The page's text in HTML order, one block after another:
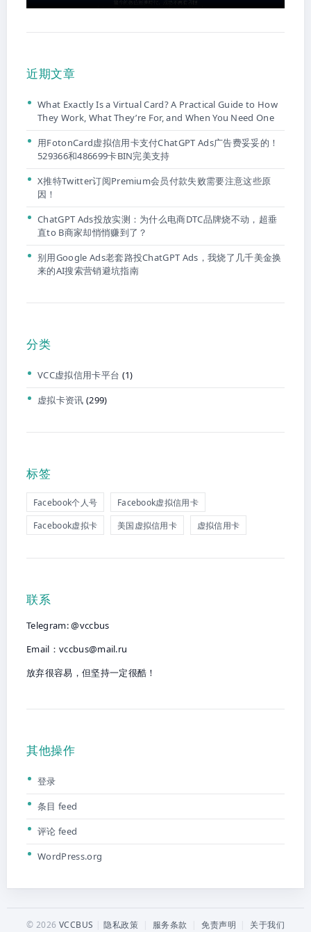
近期文章
What Exactly Is a Virtual Card? A Practical Guide to How
They Work, What They’re For, and When You Need One
用FotonCard虚拟信用卡支付ChatGPT Ads广告费妥妥的！
529366和486699卡BIN完美支持
X推特Twitter订阅Premium会员付款失败需要注意这些原
因！
ChatGPT Ads投放实测：为什么电商DTC品牌烧不动，超垂
直to B商家却悄悄赚到了？
别用Google Ads老套路投ChatGPT Ads，我烧了几千美金换
来的AI搜索营销避坑指南
分类
VCC虚拟信用卡平台 (1)
虚拟卡资讯 (299)
标签
Facebook个人号
Facebook虚拟信用卡
Facebook虚拟卡
美国虚拟信用卡 虚拟信用卡
联系
Telegram: @vccbus
Email： vccbus@mail.ru
放弃很容易，但坚持一定很酷！
其他操作
登录
条目 feed
评论 feed
WordPress.org
© 2026 VCCBUS 隐私政策 服务条款 免责声明 关于我们